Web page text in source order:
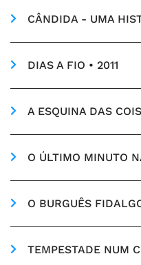
CÂNDIDA - UMA
DIAS A FIO • 2011
A ESQUINA DAS
O ÚLTIMO MINUTO
O BURGUÊS
TEMPESTADE NUM